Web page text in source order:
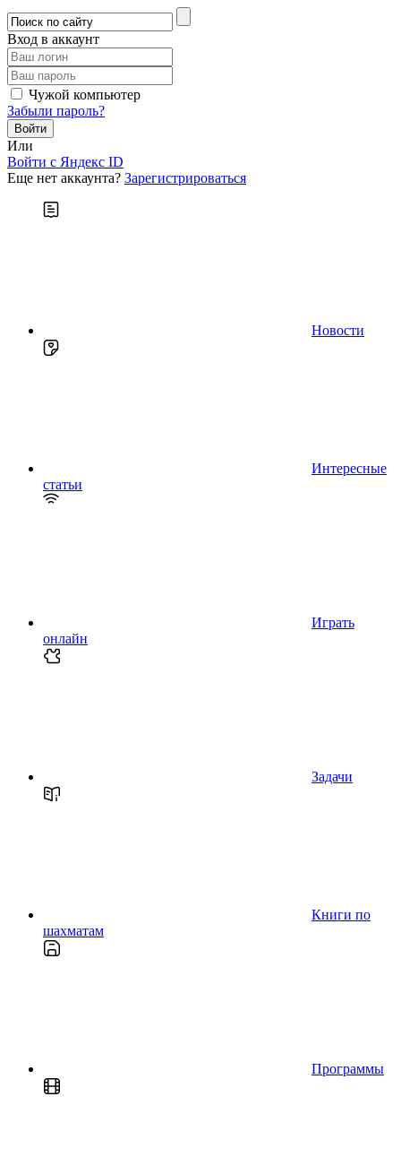
Вход в аккаунт
Чужой компьютер
Забыли пароль?
Или
Войти c Яндекс ID
Еще нет аккаунта? Зарегистрироваться
Новости
Интересные
статьи
Играть
онлайн
Задачи
Книги по
шахматам
Программы